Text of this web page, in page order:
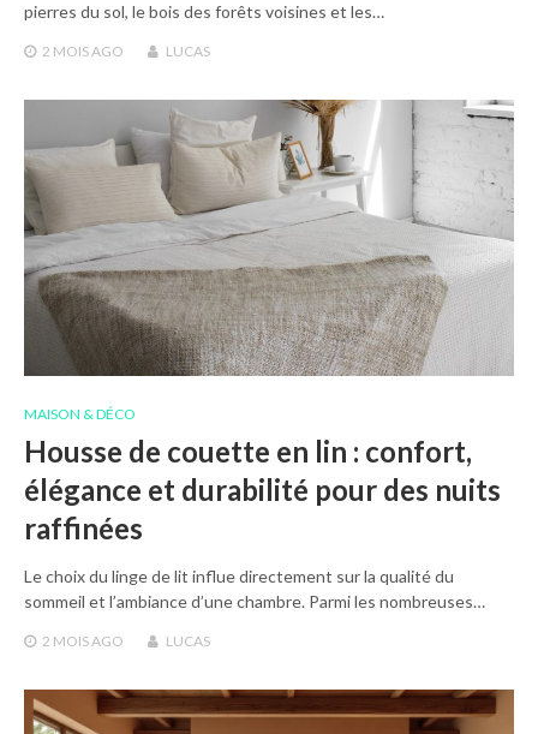
pierres du sol, le bois des forêts voisines et les…
2 MOISAGO LUCAS
MAISON & DÉCO
Housse de couette en lin : confort,
élégance et durabilité pour des nuits
raffinées
Le choix du linge de lit influe directement sur la qualité du
sommeil et l’ambiance d’une chambre. Parmi les nombreuses…
2 MOIS AGO LUCAS